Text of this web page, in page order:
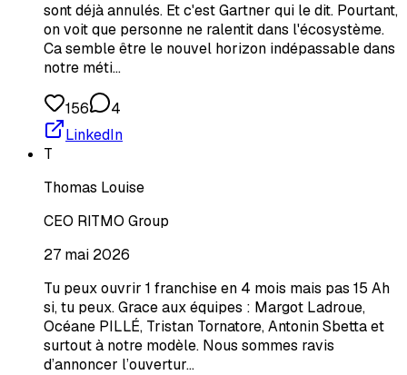
sont déjà annulés. Et c'est Gartner qui le dit. Pourtant,
on voit que personne ne ralentit dans l'écosystème.
Ca semble être le nouvel horizon indépassable dans
notre méti…
156
4
LinkedIn
T
Thomas Louise
CEO RITMO Group
27 mai 2026
Tu peux ouvrir 1 franchise en 4 mois mais pas 15 Ah
si, tu peux. Grace aux équipes : Margot Ladroue,
Océane PILLÉ, Tristan Tornatore, Antonin Sbetta et
surtout à notre modèle. Nous sommes ravis
d’annoncer l’ouvertur…